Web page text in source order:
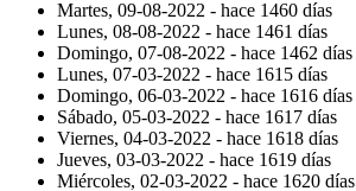
Martes, 09-08-2022 - hace 1460 días
Lunes, 08-08-2022 - hace 1461 días
Domingo, 07-08-2022 - hace 1462 días
Lunes, 07-03-2022 - hace 1615 días
Domingo, 06-03-2022 - hace 1616 días
Sábado, 05-03-2022 - hace 1617 días
Viernes, 04-03-2022 - hace 1618 días
Jueves, 03-03-2022 - hace 1619 días
Miércoles, 02-03-2022 - hace 1620 días